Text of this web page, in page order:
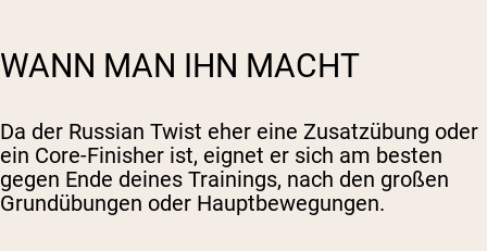
WANN MAN IHN MACHT
Da der Russian Twist eher eine Zusatzübung oder
ein Core-Finisher ist, eignet er sich am besten
gegen Ende deines Trainings, nach den großen
Grundübungen oder Hauptbewegungen.